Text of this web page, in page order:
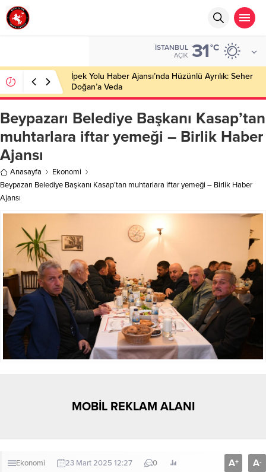
İSTANBUL
AÇIK 31°C
İpek Yolu Haber Ajansı’nda Hüzünlü Ayrılık: Seher
Doğan’a Veda
Beypazarı Belediye Başkanı Kasap’tan
muhtarlara iftar yemeği – Birlik Haber
Ajansı
Anasayfa
Ekonomi
Beypazarı Belediye Başkanı Kasap’tan muhtarlara iftar yemeği – Birlik Haber
Ajansı
MOBİL REKLAM ALANI
Ekonomi 23 Mart 2025 12:27 0 A+ A-